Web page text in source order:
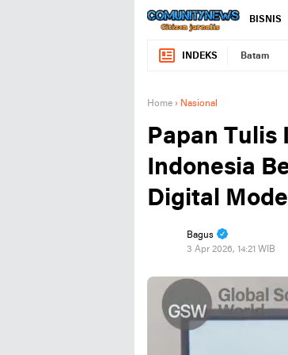
BISNIS
INDEKS Batam
Home › Nasional
Papan Tulis
Indonesia
Digital
Bagus
3 Apr 2026, 14:21 WIB